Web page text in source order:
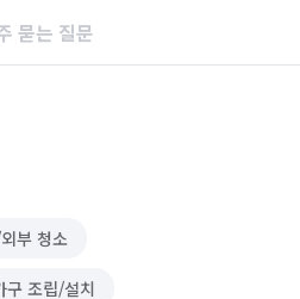
묻는 질문
부 청소
구 조립/설치